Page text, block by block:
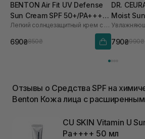
BENTON Air Fit UV Defense
Sun Cream SPF 50+/PA++++
50 мл
Легкий солнцезащитный крем с центеллой
690₴850₴
DR.
Moist
мл
790₴990₴
Отзывы о Средства SPF на
Benton Кожа лица с
CU SKIN Vitamin U
Pa++++ 50 мл